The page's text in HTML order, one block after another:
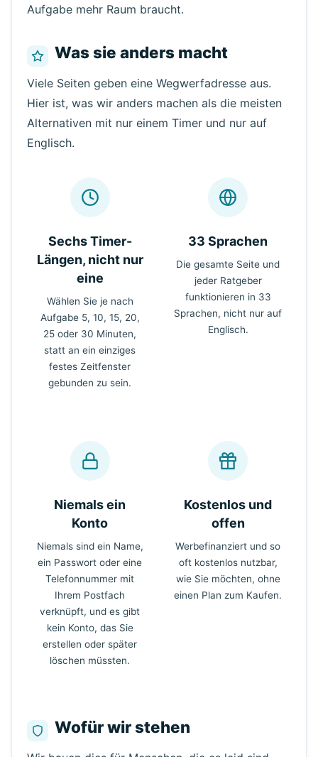
Aufgabe mehr Raum braucht.
Was sie anders macht
Viele Seiten geben eine Wegwerfadresse aus.
Hier ist, was wir anders machen als die meisten
Alternativen mit nur einem Timer und nur auf
Englisch.
Sechs Timer-
Längen, nicht nur
eine
Wählen Sie je nach
Aufgabe 5, 10, 15, 20,
25 oder 30 Minuten,
statt an ein einziges
festes Zeitfenster
gebunden zu sein.
33 Sprachen
Die gesamte Seite und
jeder Ratgeber
funktionieren in 33
Sprachen, nicht nur auf
Englisch.
Niemals ein
Konto
Niemals sind ein Name,
ein Passwort oder eine
Telefonnummer mit
Ihrem Postfach
verknüpft, und es gibt
kein Konto, das Sie
erstellen oder später
löschen müssten.
Kostenlos und
offen
Werbefinanziert und so
oft kostenlos nutzbar,
wie Sie möchten, ohne
einen Plan zum Kaufen.
Wofür wir stehen